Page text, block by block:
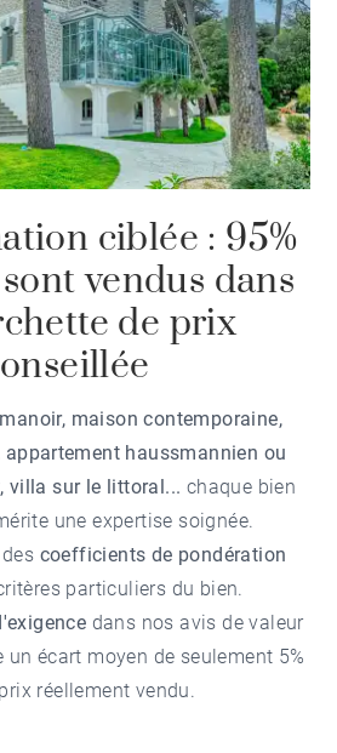
ciblée : 95%
vendus dans
de prix
maison contemporaine,
haussmannien ou
villa sur le littoral... chaque bien
une expertise soignée.
coefficients de pondération
particuliers du bien.
dans nos avis de valeur
écart moyen de seulement 5%
réellement vendu.